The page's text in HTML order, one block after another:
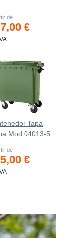
de
€
Tapa
Mod.04013-5
de
€